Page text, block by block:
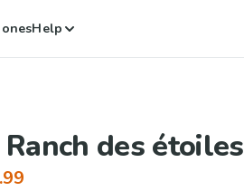
Help
Ranch des étoiles